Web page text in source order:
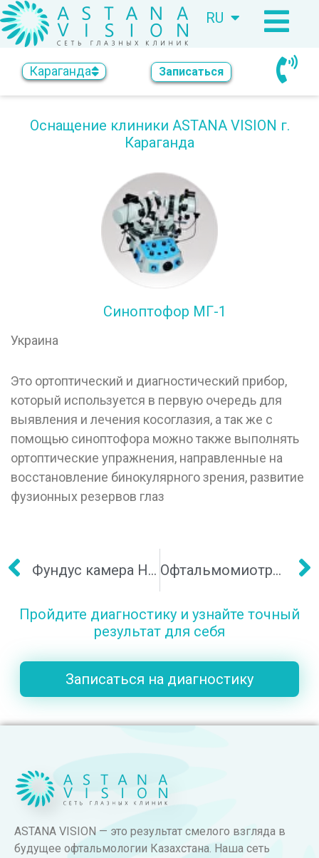
RU
KZ
Караганда Записаться
Оснащение клиники ASTANA VISION г.
Караганда
Синоптофор МГ-1
Украина
Это ортоптический и диагностический прибор,
который используется в первую очередь для
выявления и лечения косоглазия, а так же с
помощью синоптофора можно также выполнять
ортоптические упражнения, направленные на
восстановление бинокулярного зрения, развитие
фузионных резервов глаз
Фундус камера Hand-Held FC161 Офтальмомиотренажер Визотроник М3
Пройдите диагностику и узнайте точный
результат для себя
Записаться на диагностику
ASTANA VISION — это результат смелого взгляда в
будущее офтальмологии Казахстана. Наша сеть